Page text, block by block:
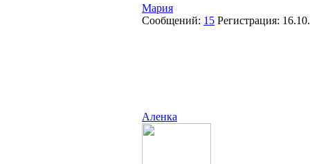
Мария
Сообщений: 15 Регистрация:
Аленка